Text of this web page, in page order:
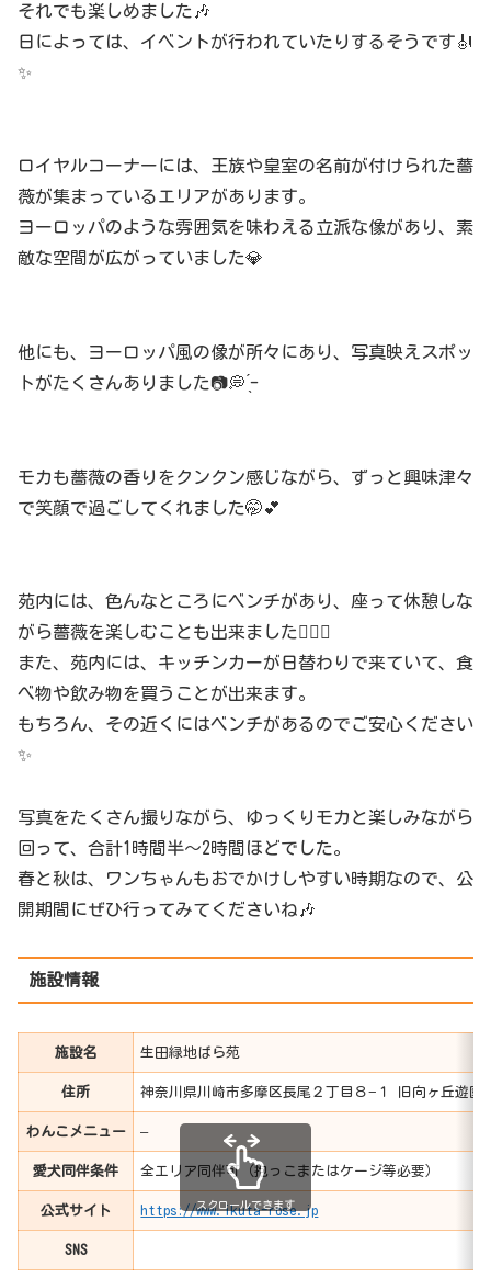
それでも楽しめました🎶
日によっては、イベントが行われていたりするそうです🎻
✨
ロイヤルコーナーには、王族や皇室の名前が付けられた薔
薇が集まっているエリアがあります。
ヨーロッパのような雰囲気を味わえる立派な像があり、素
敵な空間が広がっていました💎
他にも、ヨーロッパ風の像が所々にあり、写真映えスポッ
トがたくさんありました📷💭 ̖́-
モカも薔薇の香りをクンクン感じながら、ずっと興味津々
で笑顔で過ごしてくれました🤭💕
苑内には、色んなところにベンチがあり、座って休憩しな
がら薔薇を楽しむことも出来ました✊🏻🎶
また、苑内には、キッチンカーが日替わりで来ていて、食
べ物や飲み物を買うことが出来ます。
もちろん、その近くにはベンチがあるのでご安心ください
✨
写真をたくさん撮りながら、ゆっくりモカと楽しみながら
回って、合計1時間半〜2時間ほどでした。
春と秋は、ワンちゃんもおでかけしやすい時期なので、公
開期間にぜひ行ってみてくださいね🎶
施設情報
施設名 生田緑地ばら苑
住所 神奈川県川崎市多摩区長尾２丁目８−１ 旧向ヶ丘遊園
わんこメニュー –
愛犬同伴条件 全エリア同伴可（抱っこまたはケージ等必要）
公式サイト https://www.ikuta-rose.jp
SNS
スクロールできます